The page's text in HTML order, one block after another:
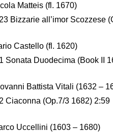
Matteis (fl. 1670)
Bizzarie all’imor Scozzese
Castello (fl. 1620)
Sonata Duodecima (Book II
Battista Vitali (1632 –
Ciaconna (Op.7/3 1682) 2:59
Uccellini (1603 – 1680)